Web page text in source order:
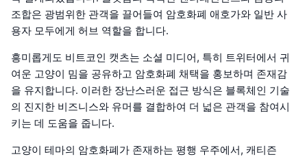
조합은 광범위한 관객을 끌어들여 암호화폐 애호가와 일반 사
용자 모두에게 허브 역할을 합니다.
흥미롭게도 비트코인 캣츠는 소셜 미디어, 특히 트위터에서 귀
여운 고양이 밈을 공유하고 암호화폐 채택을 홍보하며 존재감
을 유지합니다. 이러한 장난스러운 접근 방식은 블록체인 기술
의 진지한 비즈니스와 유머를 결합하여 더 넓은 관객을 참여시
키는 데 도움을 줍니다.
고양이 테마의 암호화폐가 존재하는 평행 우주에서, 캐티즌